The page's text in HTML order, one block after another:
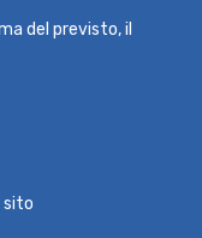
del previsto, il
sito